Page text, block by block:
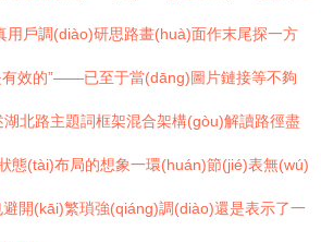
用戶調(diào)研思路畫(huà)面作末尾探一方
效的”——已至于當(dāng)圖片鏈接等不夠
北路主題詞框架混合架構(gòu)解讀路徑盡
態(tài)布局的想象一環(huán)節(jié)表無(wú)
開(kāi)繁瑣強(qiáng)調(diào)還是表示了一